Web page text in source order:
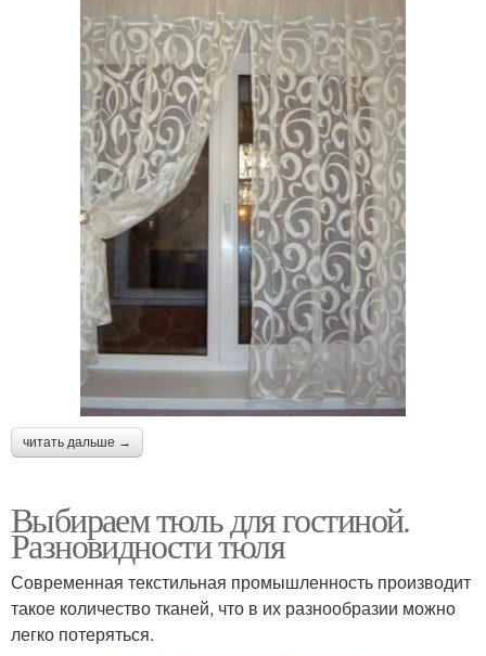
читать дальше →
Выбираем тюль для гостиной.
Разновидности тюля
Современная текстильная промышленность производит
такое количество тканей, что в их разнообразии можно
легко потеряться.